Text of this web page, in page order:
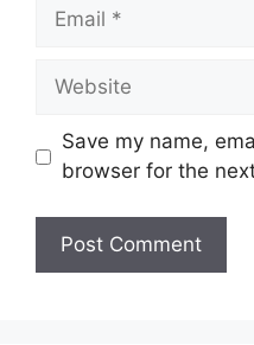
Save my name,
browser for the